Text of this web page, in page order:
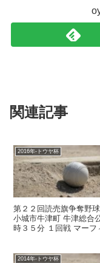
関連記事
2016年-トウヤ杯
第２２回読売旗争奪野
小城市牛津町 牛津総合
時３５分 １回戦 マー
2014年-トウヤ杯